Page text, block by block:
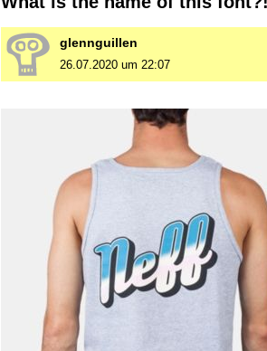
glennguillen
26.07.2020 um 22:07